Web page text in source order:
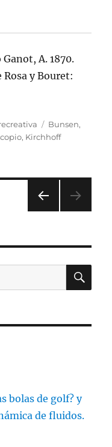
A. 1870.
y Bouret:
Etiquetas
Bunsen,
, Kirchhoff
ERIO
R
bolas de golf? y
de fluidos.